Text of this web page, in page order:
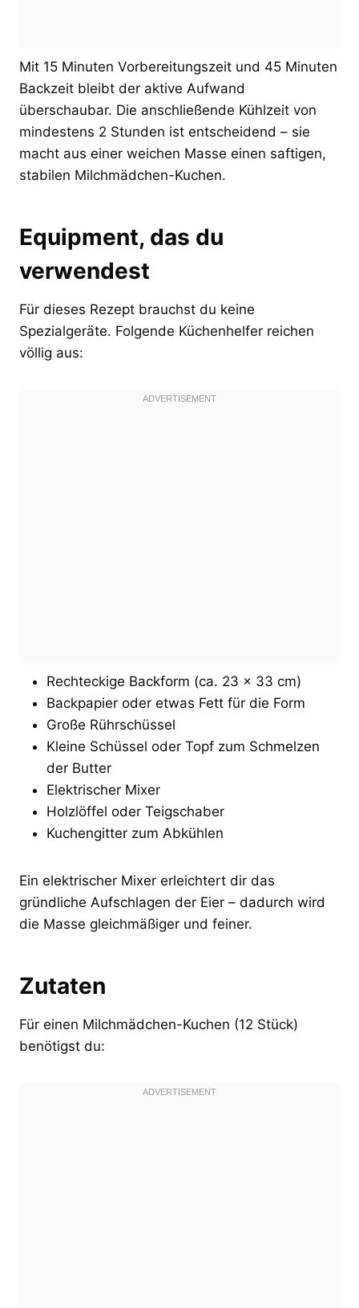
Mit 15 Minuten Vorbereitungszeit und 45 Minuten
Backzeit bleibt der aktive Aufwand
überschaubar. Die anschließende Kühlzeit von
mindestens 2 Stunden ist entscheidend – sie
macht aus einer weichen Masse einen saftigen,
stabilen Milchmädchen-Kuchen.
Equipment, das du
verwendest
Für dieses Rezept brauchst du keine
Spezialgeräte. Folgende Küchenhelfer reichen
völlig aus:
Rechteckige Backform (ca. 23 x 33 cm)
Backpapier oder etwas Fett für die Form
Große Rührschüssel
Kleine Schüssel oder Topf zum Schmelzen
der Butter
Elektrischer Mixer
Holzlöffel oder Teigschaber
Kuchengitter zum Abkühlen
Ein elektrischer Mixer erleichtert dir das
gründliche Aufschlagen der Eier – dadurch wird
die Masse gleichmäßiger und feiner.
Zutaten
Für einen Milchmädchen-Kuchen (12 Stück)
benötigst du: